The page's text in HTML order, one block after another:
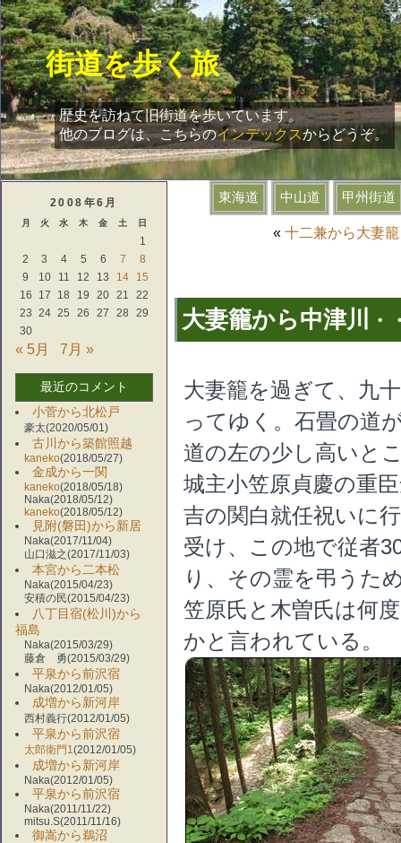
街道を歩く旅
歴史を訪ねて旧街道を歩いています。
他のブログは、こちらのインデックスからどうぞ。
« 十二兼から大妻籠
大妻籠から中津川 ・
大妻籠を過ぎて、九
ってゆく。石畳の道
道の左の少し高いと
城主小笠原貞慶の重
吉の関白就任祝いに
受け、この地で従者
り、その霊を弔うた
笠原氏と木曽氏は何
かと言われている。
2008年6月
月 火 水 木 金 土 日
1
2
3 4 5 6 7
8
9
10 11 12 13 14
15
16
17 18 19 20 21
22
23 24 25 26 27 28
29
30
« 5月 7月 »
最近のコメント
小菅から北松戸
豪太(2020/05/01)
古川から築館照越
kaneko(2018/05/27)
金成から一関
kaneko(2018/05/18)
Naka(2018/05/12)
kaneko(2018/05/12)
見附(磐田)から新居
Naka(2017/11/04)
山口滋之(2017/11/03)
本宮から二本松
Naka(2015/04/23)
安積の民(2015/04/23)
八丁目宿(松川)から
福島
Naka(2015/03/29)
藤倉 勇(2015/03/29)
平泉から前沢宿
Naka(2012/01/05)
成増から新河岸
西村義行(2012/01/05)
平泉から前沢宿
太郎衛門1(2012/01/05)
成増から新河岸
Naka(2012/01/05)
平泉から前沢宿
Naka(2011/11/22)
mitsu.S(2011/11/16)
御嵩から鵜沼